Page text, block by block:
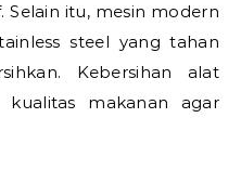
itu, mesin modern
steel yang tahan
Kebersihan alat
makanan agar